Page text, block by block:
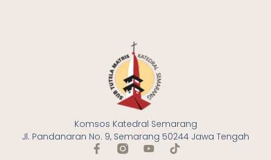
Komsos Katedral Semarang
Jl. Pandanaran No. 9, Semarang 50244 Jawa Tengah